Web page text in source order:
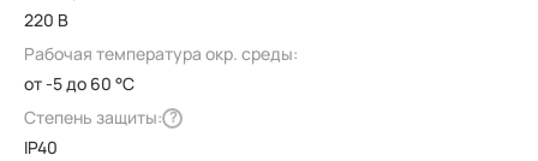
220 В
Рабочая температура окр. среды:
от -5 до 60 °C
Степень защиты: ?
IP40